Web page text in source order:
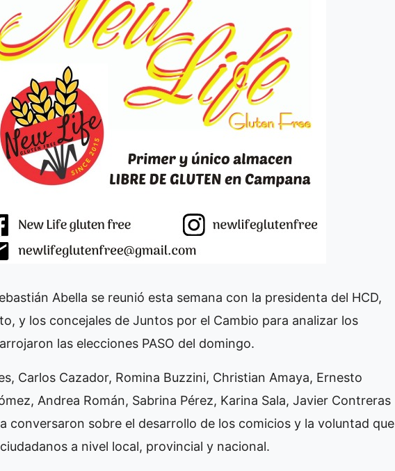
Abella se reunió esta semana con la presidenta del HCD,
y los concejales de Juntos por el Cambio para analizar los
las elecciones PASO del domingo.
Carlos Cazador, Romina Buzzini, Christian Amaya, Ernesto
Andrea Román, Sabrina Pérez, Karina Sala, Javier Contreras
conversaron sobre el desarrollo de los comicios y la voluntad que
a nivel local, provincial y nacional.